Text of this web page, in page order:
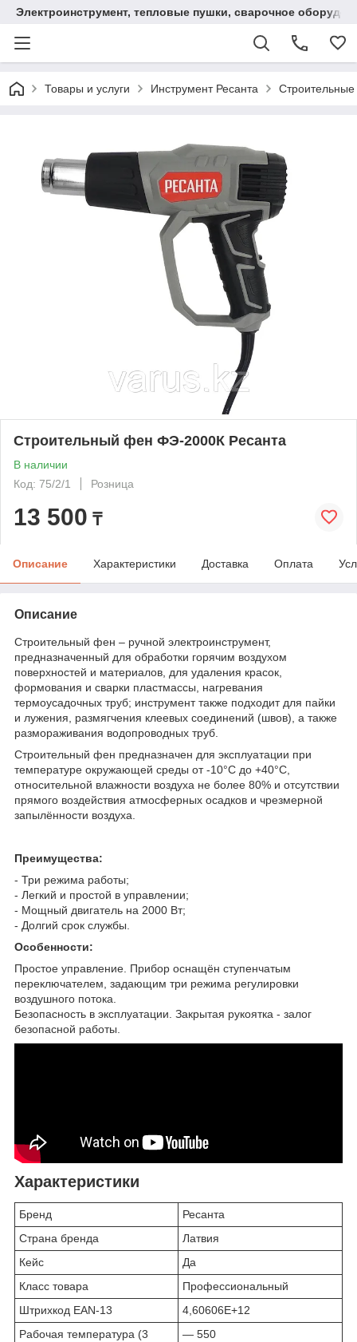
Электроинструмент, тепловые пушки, сварочное
Товары и услуги Инструмент Ресанта
Строительный фен ФЭ-2000К Ресанта
В наличии
Код: 75/2/1
Розница
13 500 ₸
Описание Характеристики Доставка Оплата
Описание
Строительный фен – ручной электроинструмент,
предназначенный для обработки горячим воздухом
поверхностей и материалов, для удаления красок,
формования и сварки пластмассы, нагревания
термоусадочных труб; инструмент также подходит для пайки
и лужения, размягчения клеевых соединений (швов), а также
размораживания водопроводных труб.
Строительный фен предназначен для эксплуатации при
температуре окружающей среды от -10°С до +40°С,
относительной влажности воздуха не более 80% и отсутствии
прямого воздействия атмосферных осадков и чрезмерной
запылённости воздуха.
Преимущества:
- Три режима работы;
- Легкий и простой в управлении;
- Мощный двигатель на 2000 Вт;
- Долгий срок службы.
Особенности:
Простое управление. Прибор оснащён ступенчатым
переключателем, задающим три режима регулировки
воздушного потока.
Безопасность в эксплуатации. Закрытая рукоятка - залог
безопасной работы.
Характеристики
Бренд
Ресанта
Страна бренда
Латвия
Кейс
Да
Класс товара
Профессиональный
Штрихкод EAN-13
4,60606E+12
Рабочая температура (3
— 550